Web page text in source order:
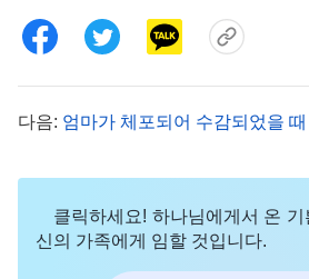
를 미성숙하거나 우매한 사람의
하여 실행에 옮기기 어렵다는
으로 간주하지 말라. 만약 네가
고 스스로에게 너그럽게 대한다
진리를 얻지 못하는 나약한 자
다음: 엄마가 체포되어 수감되었을
클릭하세요! 하나님에게서 온
신의 가족에게 임할 것입니다.